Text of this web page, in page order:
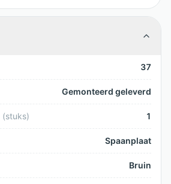
37
Gemonteerd geleverd
(stuks) 1
Spaanplaat
Bruin